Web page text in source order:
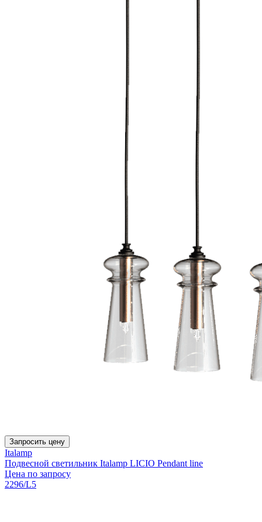
Запросить цену
Italamp
Подвесной светильник Italamp LICIO Pendant line
Цена по запросу
2296/L5